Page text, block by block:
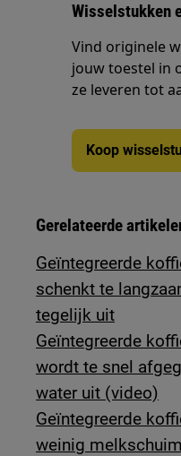
Wisselstukken
Vind originele
jouw toestel in
ze leveren tot
Koop
Gerelateerde
Geïntegreerde
schenkt te
tegelijk uit
Geïntegreerde
wordt te snel
water uit (video)
Geïntegreerde
weinig